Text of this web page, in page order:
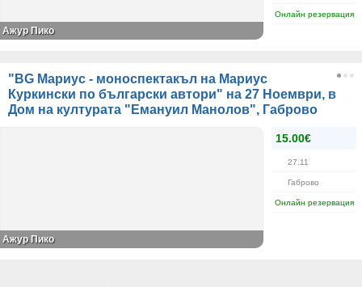
Онлайн резервация
Ажур Пико
"BG Мариус - моноспектакъл на Мариус
Куркински по български автори" на 27 Ноември, в
Дом на културата "Емануил Манолов", Габрово
15.00€
27.11
Габрово
Онлайн резервация
Ажур Пико